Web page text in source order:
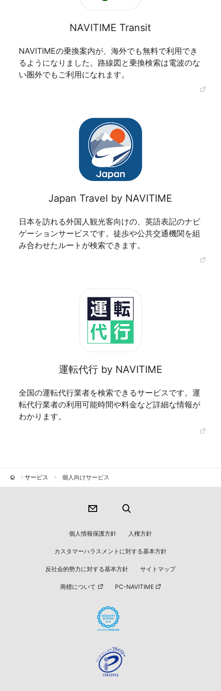
NAVITIME Transit
NAVITIMEの乗換案内が、海外でも無料で利用でき
るようになりました。路線図と乗換検索は電波のな
い圏外でもご利用になれます。
Japan Travel by NAVITIME
日本を訪れる外国人観光客向けの、英語表記のナビ
ゲーションサービスです。徒歩や公共交通機関を組
み合わせたルートが検索できます。
運転代行 by NAVITIME
全国の運転代行業者を検索できるサービスです。運
転代行業者の利用可能時間や料金など詳細な情報が
わかります。
サービス 個人向けサービス
個人情報保護方針 人権方針
カスタマーハラスメントに対する基本方針
反社会的勢力に対する基本方針 サイトマップ
商標について PC-NAVITIME